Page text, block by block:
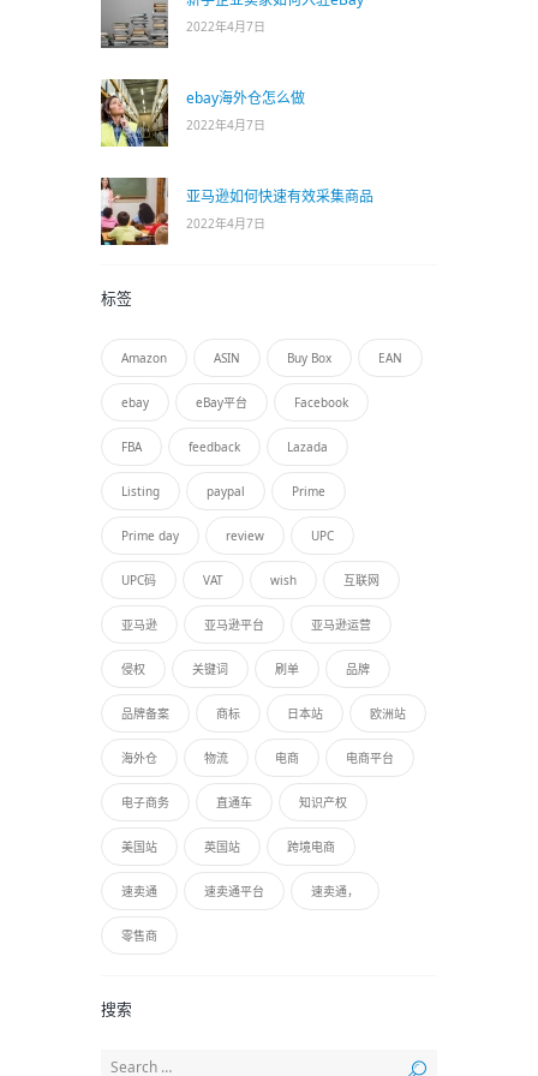
2022年4月7日
ebay海外仓怎么做
2022年4月7日
亚马逊如何快速有效采集商品
2022年4月7日
标签
Amazon ASIN Buy Box EAN
ebay eBay平台 Facebook
FBA feedback Lazada
Listing paypal Prime
Prime day review UPC
UPC码 VAT wish 互联网
亚马逊 亚马逊平台 亚马逊运营
侵权 关键词 刷单 品牌
品牌备案 商标 日本站 欧洲站
海外仓 物流 电商 电商平台
电子商务 直通车 知识产权
美国站 英国站 跨境电商
速卖通 速卖通平台 速卖通，
零售商
搜索